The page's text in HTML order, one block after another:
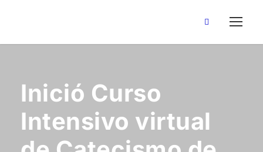
Inició Curso
Intensivo virtual